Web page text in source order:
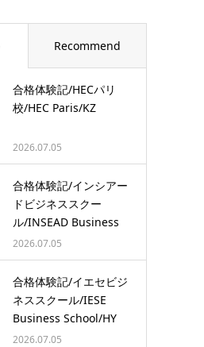
Recommend
合格体験記/HECパリ
校/HEC Paris/KZ
2026.07.05
合格体験記/インシアー
ドビジネススクー
ル/INSEAD Business
School/…
2026.07.05
合格体験記/イエセビジ
ネススクール/IESE
Business School/HY
2026.07.05